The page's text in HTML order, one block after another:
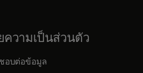
a new tab
วามเป็นส่วนตัว
อบต่อข้อมูล